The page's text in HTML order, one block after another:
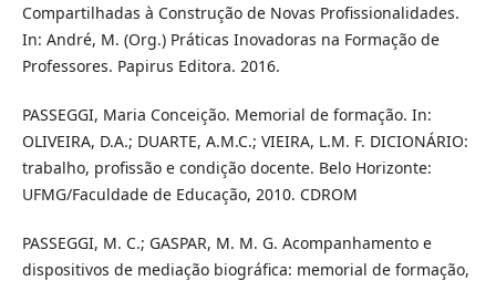
Compartilhadas à Construção de Novas Profissionalidades.
In: André, M. (Org.) Práticas Inovadoras na Formação de
Professores. Papirus Editora. 2016.
PASSEGGI, Maria Conceição. Memorial de formação. In:
OLIVEIRA, D.A.; DUARTE, A.M.C.; VIEIRA, L.M. F. DICIONÁRIO:
trabalho, profissão e condição docente. Belo Horizonte:
UFMG/Faculdade de Educação, 2010. CDROM
PASSEGGI, M. C.; GASPAR, M. M. G. Acompanhamento e
dispositivos de mediação biográfica: memorial de formação,